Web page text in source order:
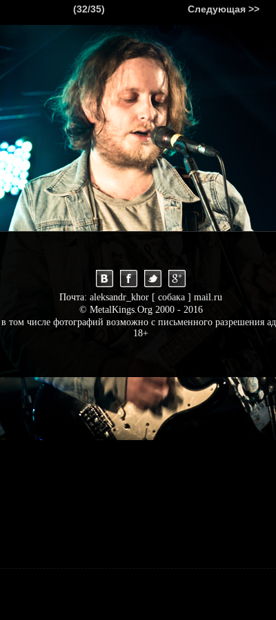
НОВОСТИ АНОНСЫ РЕПОРТАЖИ ИНТЕРВЬЮ
(32/35)
Следующая >>
Почта: aleksandr_khor [ собака ] mail.ru
© MetalKings.Org 2000 - 2016
том числе фотографий возможно с письменного разрешения
18+